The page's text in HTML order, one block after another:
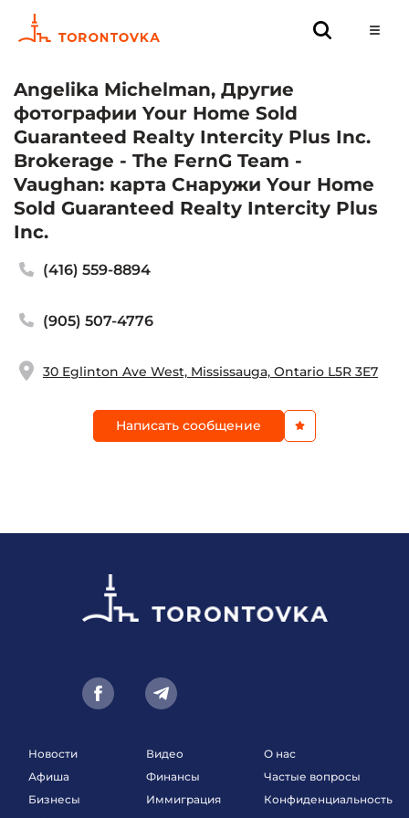
Angelika Michelman, Другие
фотографии Your Home Sold
Guaranteed Realty Intercity Plus Inc.
Brokerage - The FernG Team -
Vaughan: карта Снаружи Your Home
Sold Guaranteed Realty Intercity Plus
Inc.
(416) 559-8894
(905) 507-4776
30 Eglinton Ave West, Mississauga, Ontario L5R 3E7
Написать сообщение
Новости
Афиша
Бизнесы
Видео
Финансы
Иммиграция
О нас
Частые вопросы
Конфиденциальность